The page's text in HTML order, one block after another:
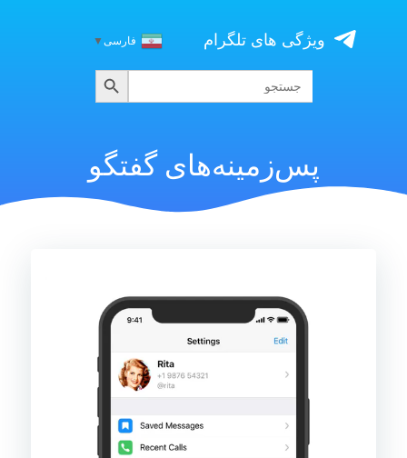
content
ویژگی های تلگرام فارسی▼
جستجو
برای:
جستجو
پس‌زمینه‌های گفتگو